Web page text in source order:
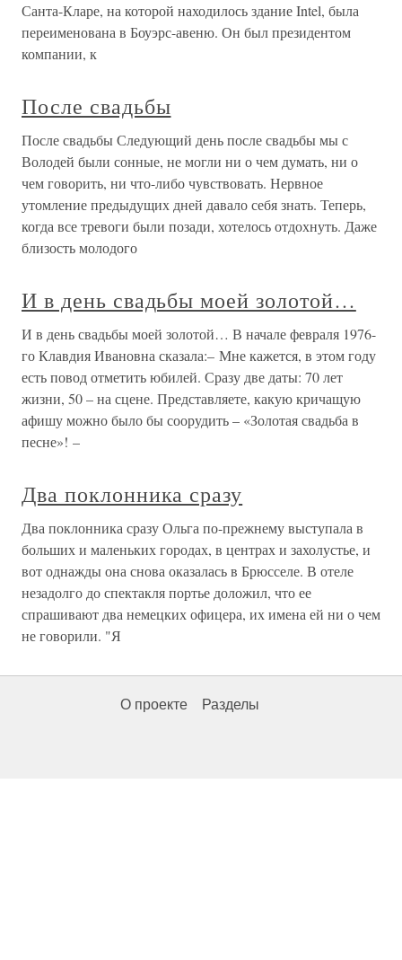
Санта-Кларе, на которой находилось здание Intel, была
переименована в Боуэрс-авеню. Он был президентом
компании, к
После свадьбы
После свадьбы Следующий день после свадьбы мы с
Володей были сонные, не могли ни о чем думать, ни о
чем говорить, ни что-либо чувствовать. Нервное
утомление предыдущих дней давало себя знать. Теперь,
когда все тревоги были позади, хотелось отдохнуть. Даже
близость молодого
И в день свадьбы моей золотой…
И в день свадьбы моей золотой… В начале февраля 1976-
го Клавдия Ивановна сказала:– Мне кажется, в этом году
есть повод отметить юбилей. Сразу две даты: 70 лет
жизни, 50 – на сцене. Представляете, какую кричащую
афишу можно было бы соорудить – «Золотая свадьба в
песне»! –
Два поклонника сразу
Два поклонника сразу Ольга по-прежнему выступала в
больших и маленьких городах, в центрах и захолустье, и
вот однажды она снова оказалась в Брюсселе. В отеле
незадолго до спектакля портье доложил, что ее
спрашивают два немецких офицера, их имена ей ни о чем
не говорили. "Я
О проекте Разделы